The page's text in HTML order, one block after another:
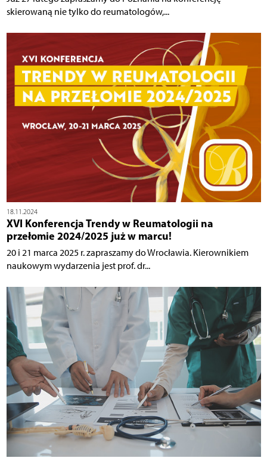
skierowaną nie tylko do reumatologów,...
18.11.2024
XVI Konferencja Trendy w Reumatologii na
przełomie 2024/2025 już w marcu!
20 i 21 marca 2025 r. zapraszamy do Wrocławia. Kierownikiem
naukowym wydarzenia jest prof. dr...